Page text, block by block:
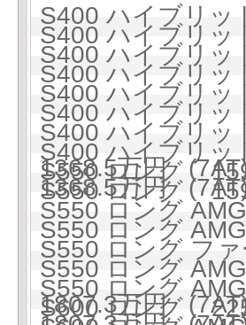
S400 ハイブリ
S400 ハイブリ
S400 ハイブリ
S400 ハイブリ
S400 ハイブリ
S400 ハイブリ
S400 ハイブリ
1368.5万円
S400 ハイブリ
1368.5万円
S550 ロング
S550 ロング
S550 ロング
S550 ロング
S550 ロング フ
S550 ロング
1807.3万円
S550 ロング
S600 ロング